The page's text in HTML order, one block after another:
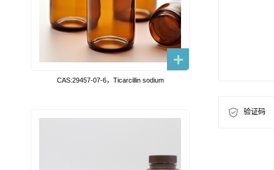
CAS:29457-07-6，Ticarcillin sodium
验证码